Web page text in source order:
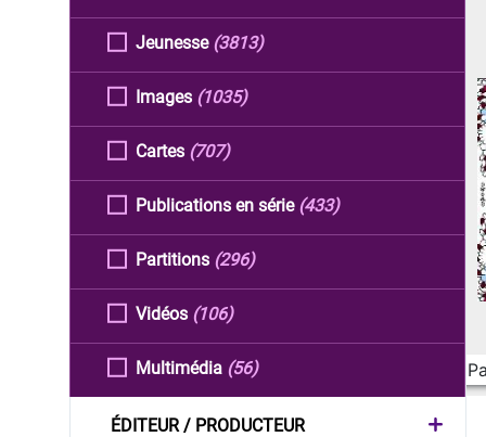
Jeunesse (3813)
Images (1035)
Cartes (707)
Publications en série (433)
Partitions (296)
Vidéos (106)
Multimédia (56)
ÉDITEUR / PRODUCTEUR